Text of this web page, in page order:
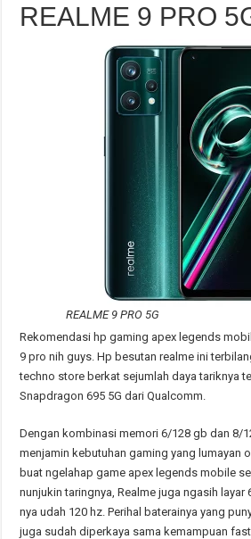
REALME 9 PRO
REALME 9 PRO 5G
Rekomendasi hp gaming apex legends
9 pro nih guys. Hp besutan realme ini
techno store berkat sejumlah daya tariknya
Snapdragon 695 5G dari Qualcomm.
Dengan kombinasi memori 6/128 gb dan 8/
menjamin kebutuhan gaming yang lumayan
buat ngelahap game apex legends mobile
nunjukin taringnya, Realme juga ngasih layar
nya udah 120 hz. Perihal baterainya yang
juga sudah diperkaya sama kemampuan